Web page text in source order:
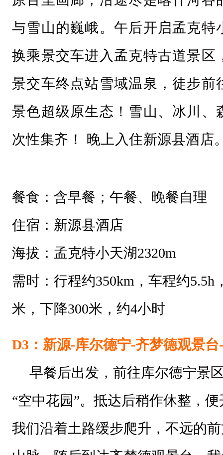
与雪山的巍峨。午后开启孟克特
换乘景交车进入孟克特古道景区
景交车终点站雪域温泉，徒步前
景色超级原生态！雪山、冰川、
次性集齐！
晚上入住新源县酒店
餐食：含早餐；午餐、晚餐自理
住宿：新源县酒店
海拔：孟克特小天湖2320m
需时：行程约350km，车程约5.5h
米，下降300米，约4小时
D3： 新源-库尔德宁-齐梦德观景台
早餐后出发，前往库尔德宁景
“空中花园”。抵达后稍作休整，
我们沿着土路缓步爬升，不远的